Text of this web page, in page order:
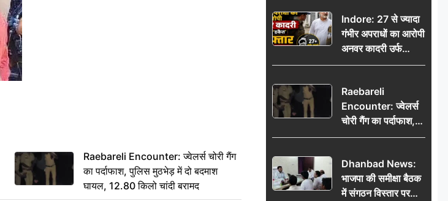
Raebareli Encounter: ज्वेलर्स चोरी गैंग
का पर्दाफाश, पुलिस मुठभेड़ में दो बदमाश
घायल, 12.80 किलो चांदी बरामद
अंतिम दिन, 5100 रुपये
भेजकर कहा– अंतिम
संस्कार कर दीजिए हम
नहीं आ पाएंगे
Indore: 27 से ज्यादा
गंभीर अपराधों का आरोपी
अनवर कादरी उर्फ
‘डकैत’ गिरफ्तार, इंदौर
Raebareli
Encounter: ज्वेलर्स
चोरी गैंग का पर्दाफाश,
पुलिस मुठभेड़ में दो
किलो चांदी बरामद
Dhanbad News:
भाजपा की समीक्षा बैठक
में संगठन विस्तार पर